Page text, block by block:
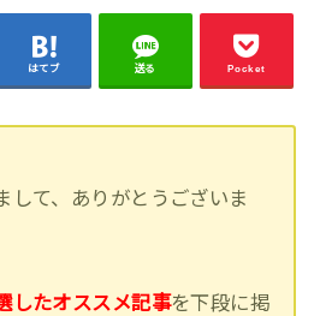
はてブ 送る Pocket
して、ありがとうございま
したオススメ記事を下段に掲